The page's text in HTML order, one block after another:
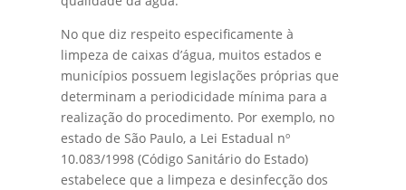
No que diz respeito especificamente à
limpeza de caixas d’água, muitos estados e
municípios possuem legislações próprias que
determinam a periodicidade mínima para a
realização do procedimento. Por exemplo, no
estado de São Paulo, a Lei Estadual nº
10.083/1998 (Código Sanitário do Estado)
estabelece que a limpeza e desinfecção dos